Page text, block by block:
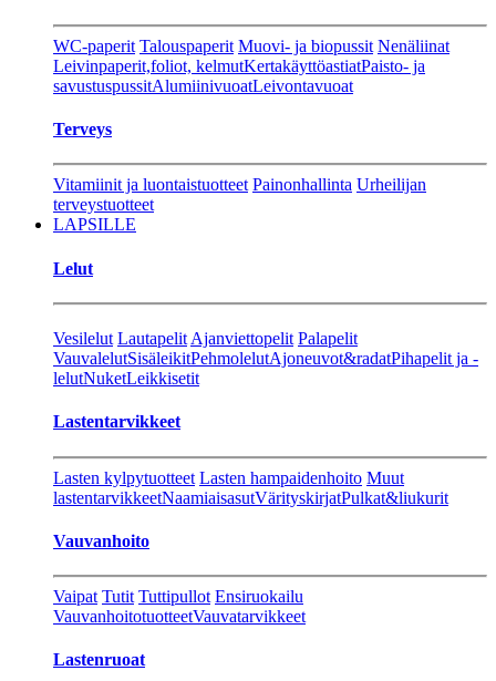
WC-paperit Talouspaperit Muovi- ja biopussit Nenäliinat
Leivinpaperit,foliot, kelmutKertakäyttöastiatPaisto- ja
savustuspussitAlumiinivuoatLeivontavuoat
Terveys
Vitamiinit ja luontaistuotteet Painonhallinta Urheilijan
terveystuotteet
LAPSILLE
Lelut
Vesilelut Lautapelit Ajanviettopelit Palapelit
VauvalelutSisäleikitPehmolelutAjoneuvot&radatPihapelit ja -
lelutNuketLeikkisetit
Lastentarvikkeet
Lasten kylpytuotteet Lasten hampaidenhoito Muut
lastentarvikkeetNaamiaisasutVärityskirjatPulkat&liukurit
Vauvanhoito
Vaipat Tutit Tuttipullot Ensiruokailu
VauvanhoitotuotteetVauvatarvikkeet
Lastenruoat